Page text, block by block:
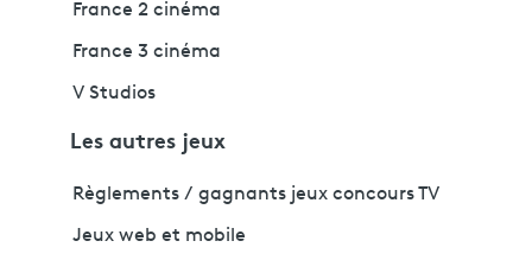
France 2 cinéma
France 3 cinéma
V Studios
Les autres jeux
Règlements / gagnants jeux concours TV
Jeux web et mobile